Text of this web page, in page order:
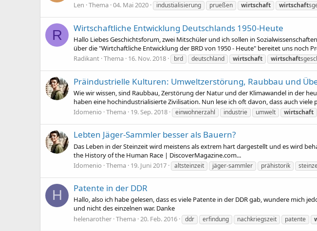
Len Thema 04. Mai 2020 industialisierung prueßen wirtschaft wirtschaft
R Wirtschaftliche Entwicklung Deutschlands 1950-Heute
Hallo Liebes Geschichtsforum, zwei Mitschüler und ich sollen in
über die "Wirtchaftliche Entwicklung der BRD von 1950 - Heute" bereitet uns noch
Radikant Thema 16. Nov. 2018 brd deutschland wirtschaft wirtschaft
Präindustrielle Kulturen: Umweltzerstörung, Raubbau und
Wie wir wissen, sind Raubbau, Zerstörung der Natur und der Klimawandel in der
haben eine hochindustrialisierte Zivilisation. Nun lese ich oft davon, dass auch viele
Idomenio Thema 19. Sep. 2018 einwohnerzahl industrie umwelt wirtschaft
Lebten Jäger-Sammler besser als Bauern?
Das Leben in der Steinzeit wird meistens als extrem hart dargestellt und es wird
the History of the Human Race | DiscoverMagazine.com...
Idomenio Thema 19. Juni 2017 altsteinzeit jäger-sammler prähistorik
H Patente in der DDR
Hallo, also ich habe gelesen, dass es viele Patente in der DDR gab, wundere mich
und nicht des einzelnen war. Danke
helenarother Thema 20. Feb. 2016 ddr erfindung nachkriegszeit patente